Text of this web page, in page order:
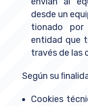
desde un
tionado
entidad que
través de las
Según su
Cookies